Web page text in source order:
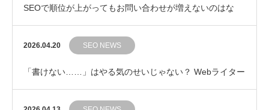
SEOで順位が上がってもお問い合わせが増えないのはな
ぜ？ 成果につながるキーワード選びの考え方
2026.04.20 SEO NEWS
「書けない……」はやる気のせいじゃない？ Webライター
の集中力を守る「ポモドーロ・テクニック」のす…